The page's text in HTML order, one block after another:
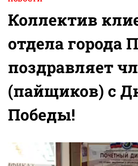
Коллектив
отдела города
поздравляет
(пайщиков) с
Победы!